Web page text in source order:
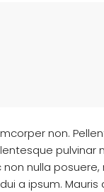
non.
pulvinar
nulla
a ipsum.